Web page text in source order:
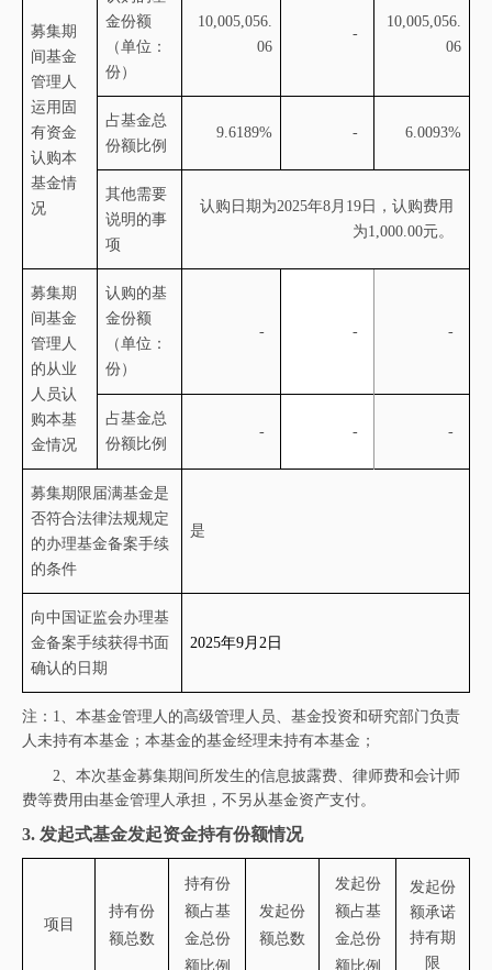
募集期
间基金
管理人
运用固
有资金
认购本
基金情
况
金份额
（单位：
份）
10,005,056.
06
-
10,005,056.
06
占基金总
份额比例
9.6189% - 6.0093%
其他需要
说明的事
项
认购日期为2025年8月 19日，认购费用
为1,000.00元。
募集期
间基金
管理人
的从业
人员认
购本基
金情况
认购的基
金份额
（单位：
份）
- - -
占基金总
份额比例
- - -
募集期限届满基金是
否符合法律法规规定
的办理基金备案手续
的条件
是
向中国证监会办理基
金备案手续获得书面
确认的日期
2025年9月2 日
注： 1、 本基金管理人的高级管理人员、基金投资和研究部门负责
人未持有本基金；本基金的基金经理未持有本基金 ；
2、本次基金募集期间所发生的信息披露费、律师费和会计师
费等费用由基金管理人承担，不另从基金资产支付。
3. 发起式基金发起资金持有份额情况
项目
持有份
额总数
持有份
额占基
金总份
额比例
发起份
额总数
发起份
额占基
金总份
额比例
发起份
额承诺
持有期
限